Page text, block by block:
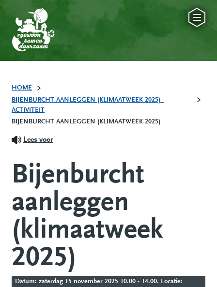
HOME
BIJENBURCHT AANLEGGEN (KLIMAATWEEK 2025) -
ACTIVITEIT
BIJENBURCHT AANLEGGEN (KLIMAATWEEK 2025)
Lees voor
Bijenburcht
aanleggen
(klimaatweek
2025)
Datum: zaterdag 15 november 2025 10.00 - 14.00. Locatie: